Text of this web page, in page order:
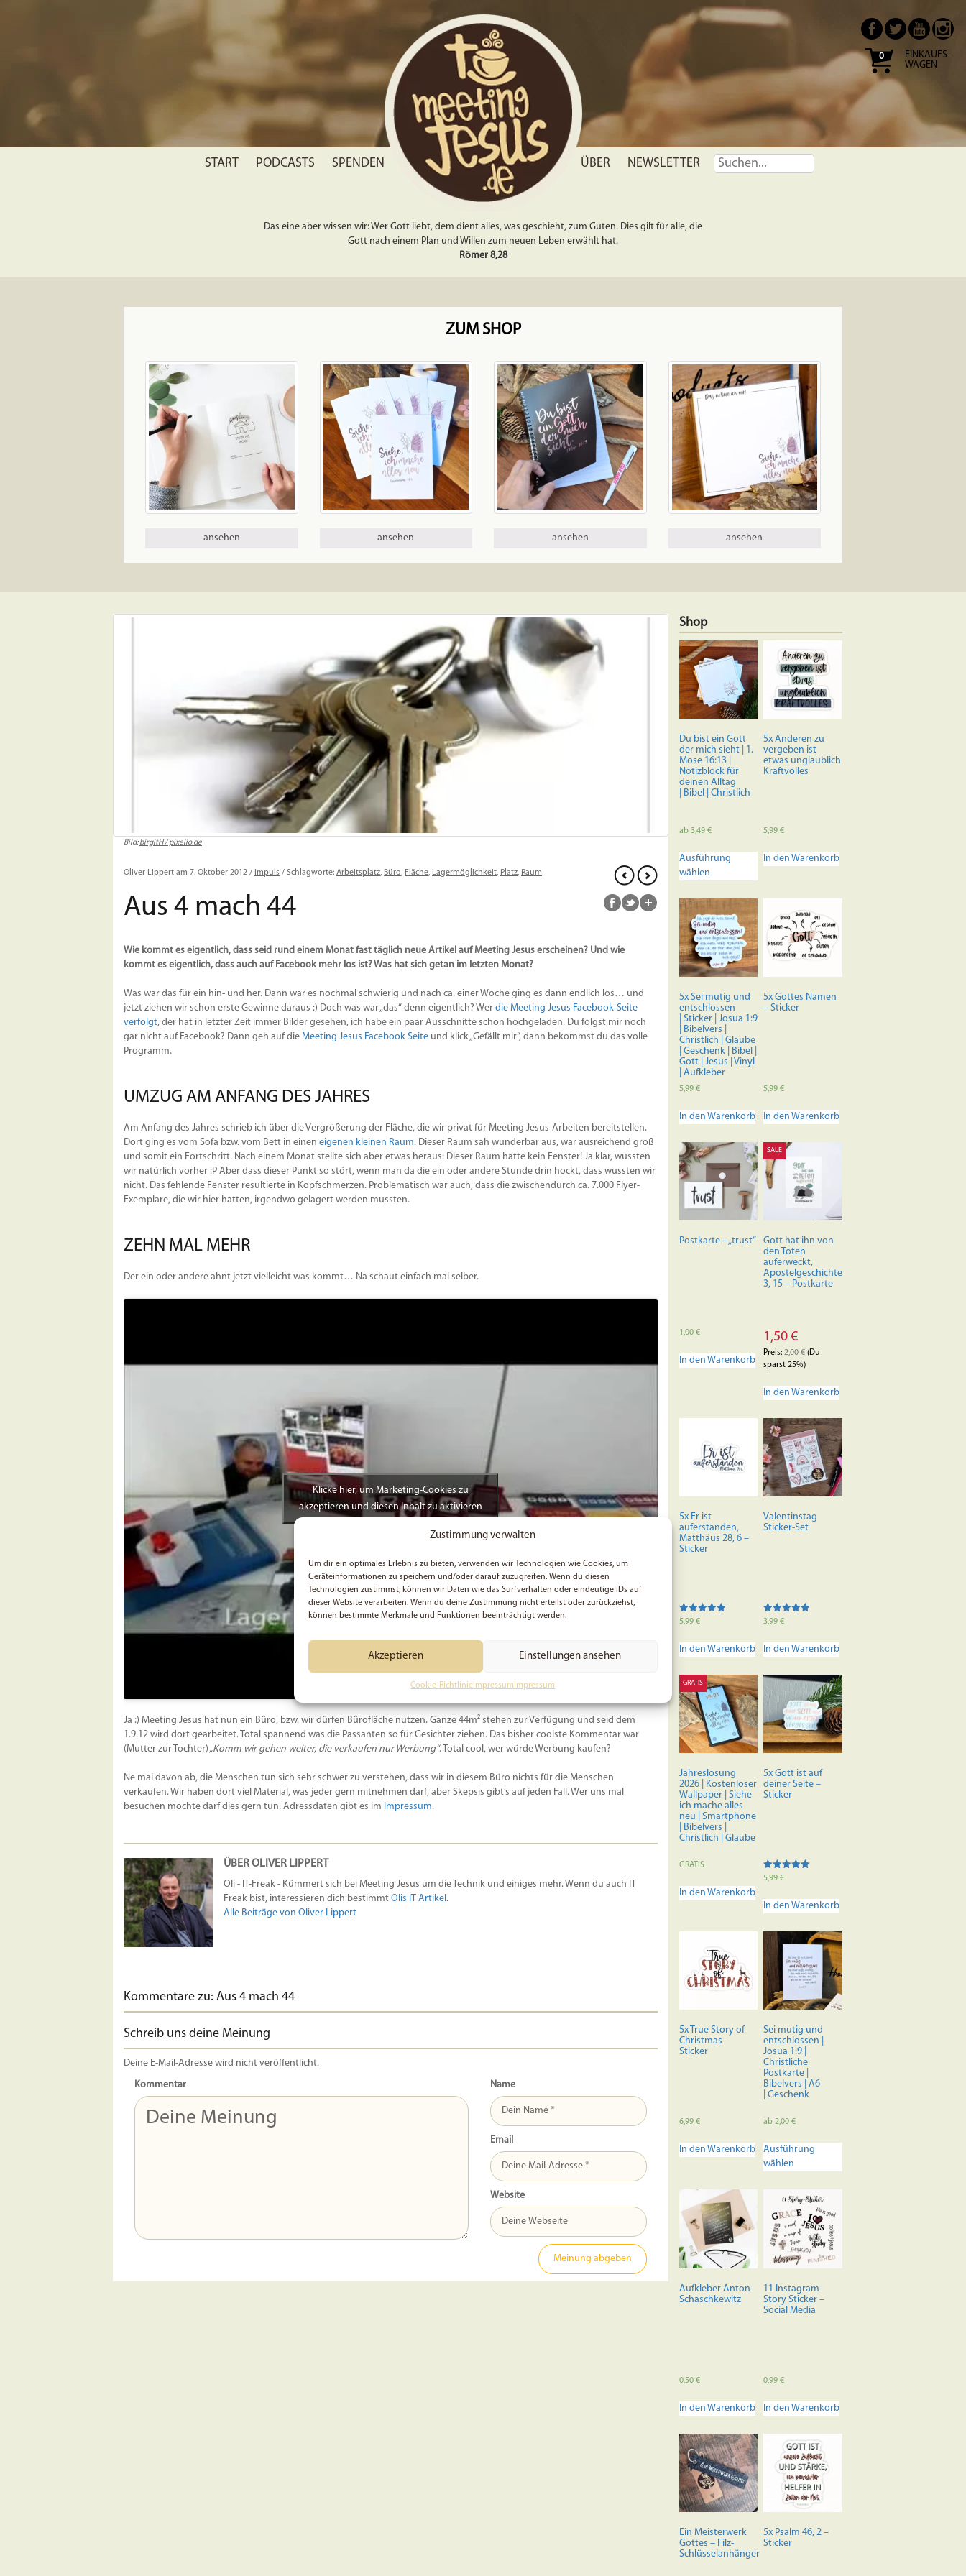
Zustimmung verwalten
Um dir ein optimales Erlebnis zu bieten, verwenden wir Technologien wie Cookies, um
Geräteinformationen zu speichern und/oder darauf zuzugreifen. Wenn du diesen
Technologien zustimmst, können wir Daten wie das Surfverhalten oder eindeutige IDs auf
dieser Website verarbeiten. Wenn du deine Zustimmung nicht erteilst oder zurückziehst,
können bestimmte Merkmale und Funktionen beeinträchtigt werden.
Akzeptieren Einstellungen ansehen
Cookie-Richtlinie Impressum Impressum
0
EINKAUFS-
WAGEN
START PODCASTS SPENDEN ÜBER NEWSLETTER
Das eine aber wissen wir: Wer Gott liebt, dem dient alles, was geschieht, zum Guten. Dies gilt für alle, die
Gott nach einem Plan und Willen zum neuen Leben erwählt hat.
Römer 8,28
ZUM SHOP
ansehen ansehen ansehen ansehen
Bild:birgitH / pixelio.de
Oliver Lippert am 7. Oktober 2012 / Impuls / Schlagworte: Arbeitsplatz, Büro, Fläche, Lagermöglichkeit, Platz, Raum
Aus 4 mach 44
Wie kommt es eigentlich, dass seid rund einem Monat fast täglich neue Artikel auf Meeting Jesus erscheinen? Und wie
kommt es eigentlich, dass auch auf Facebook mehr los ist? Was hat sich getan im letzten Monat?
Was war das für ein hin- und her. Dann war es nochmal schwierig und nach ca. einer Woche ging es dann endlich los… und
jetzt ziehen wir schon erste Gewinne daraus :) Doch was war „das“ denn eigentlich? Wer die Meeting Jesus Facebook-Seite
verfolgt, der hat in letzter Zeit immer Bilder gesehen, ich habe ein paar Ausschnitte schon hochgeladen. Du folgst mir noch
gar nicht auf Facebook? Dann geh auf die Meeting Jesus Facebook Seite und klick „Gefällt mir“, dann bekommst du das volle
Programm.
UMZUG AM ANFANG DES JAHRES
Am Anfang des Jahres schrieb ich über die Vergrößerung der Fläche, die wir privat für Meeting Jesus-Arbeiten bereitstellen.
Dort ging es vom Sofa bzw. vom Bett in einen eigenen kleinen Raum. Dieser Raum sah wunderbar aus, war ausreichend groß
und somit ein Fortschritt. Nach einem Monat stellte sich aber etwas heraus: Dieser Raum hatte kein Fenster! Ja klar, wussten
wir natürlich vorher :P Aber dass dieser Punkt so stört, wenn man da die ein oder andere Stunde drin hockt, dass wussten wir
nicht. Das fehlende Fenster resultierte in Kopfschmerzen. Problematisch war auch, dass die zwischendurch ca. 7.000 Flyer-
Exemplare, die wir hier hatten, irgendwo gelagert werden mussten.
ZEHN MAL MEHR
Der ein oder andere ahnt jetzt vielleicht was kommt… Na schaut einfach mal selber.
Klicke hier, um Marketing-Cookies zu
akzeptieren und diesen Inhalt zu aktivieren
Ja :) Meeting Jesus hat nun ein Büro, bzw. wir dürfen Bürofläche nutzen. Ganze 44m² stehen zur Verfügung und seid dem
1.9.12 wird dort gearbeitet. Total spannend was die Passanten so für Gesichter ziehen. Das bisher coolste Kommentar war
(Mutter zur Tochter) „Komm wir gehen weiter, die verkaufen nur Werbung“. Total cool, wer würde Werbung kaufen?
Ne mal davon ab, die Menschen tun sich sehr schwer zu verstehen, dass wir in diesem Büro nichts für die Menschen
verkaufen. Wir haben dort viel Material, was jeder gern mitnehmen darf, aber Skepsis gibt’s auf jeden Fall. Wer uns mal
besuchen möchte darf dies gern tun. Adressdaten gibt es im Impressum.
ÜBER OLIVER LIPPERT
Oli - IT-Freak - Kümmert sich bei Meeting Jesus um die Technik und einiges mehr. Wenn du auch IT
Freak bist, interessieren dich bestimmt Olis IT Artikel .
Alle Beiträge von Oliver Lippert
Kommentare zu: Aus 4 mach 44
Schreib uns deine Meinung
Deine E-Mail-Adresse wird nicht veröffentlicht.
Kommentar
Name
Email
Website
Shop
Du bist ein Gott
der mich sieht | 1.
Mose 16:13 |
Notizblock für
deinen Alltag
| Bibel | Christlich
ab 3,49 €
Ausführung
wählen
Produkt
auf.
Optionen
können
auf
der
Produktseite
gewählt
5x Anderen zu
vergeben ist
etwas unglaublich
Kraftvolles
5,99€
In den Warenkorb
5x Sei mutig und
entschlossen
| Sticker | Josua 1:9
| Bibelvers |
Christlich | Glaube
| Geschenk | Bibel |
Gott | Jesus | Vinyl
| Aufkleber
5,99 €
In den Warenkorb
5x Gottes Namen
– Sticker
5,99€
In den Warenkorb
Postkarte – „trust“
1,00 €
In den Warenkorb
SALE
Gott hat ihn von
den Toten
auferweckt,
Apostelgeschichte
3, 15 – Postkarte
1,50€
Preis:2,00€(Du
sparst 25%)
In den Warenkorb
5x Er ist
auferstanden,
Matthäus 28, 6 –
Sticker
Bewertet mit
5,99 €
In den Warenkorb
Valentinstag
Sticker-Set
Bewertet mit
3,99€
In den Warenkorb
GRATIS
Jahreslosung
2026 | Kostenloser
Wallpaper | Siehe
ich mache alles
neu | Smartphone
| Bibelvers |
Christlich | Glaube
GRATIS
In den Warenkorb
5x Gott ist auf
deiner Seite –
Sticker
Bewertet mit
5,99€
In den Warenkorb
5x True Story of
Christmas –
Sticker
6,99 €
In den Warenkorb
Sei mutig und
entschlossen |
Josua 1:9 |
Christliche
Postkarte |
Bibelvers | A6
| Geschenk
ab2,00€
Ausführung
wählen
auf
Aufkleber Anton
Schaschkewitz
0,50 €
In den Warenkorb
11 Instagram
Story Sticker –
Social Media
0,99€
In den Warenkorb
Ein Meisterwerk
Gottes – Filz-
Schlüsselanhänger
5x Psalm 46, 2 –
Sticker